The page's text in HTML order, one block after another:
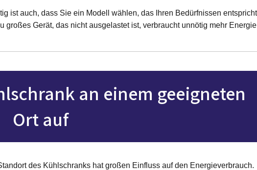
ist auch, dass Sie ein Modell wählen, das Ihren Bedürfnissen
großes Gerät, das nicht ausgelastet ist, verbraucht unnötig mehr
an einem geeigneten
Ort auf
des Kühlschranks hat großen Einfluss auf den Energieverbrauch.